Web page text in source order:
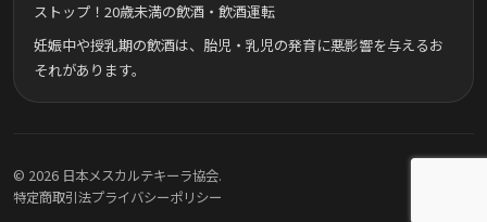
ストップ！20歳未満の飲酒・飲酒運転
妊娠中や授乳期の飲酒は、胎児・乳児の発育に悪影響を与えるお
それがあります。
© 2026 日本メスカルテキーラ協会.
特定商取引法プライバシーポリシー